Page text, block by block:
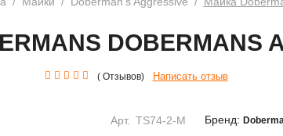
DOBERMANS
( Отзывов) Написать отзыв
Арт. TS74-2-M Бренд: